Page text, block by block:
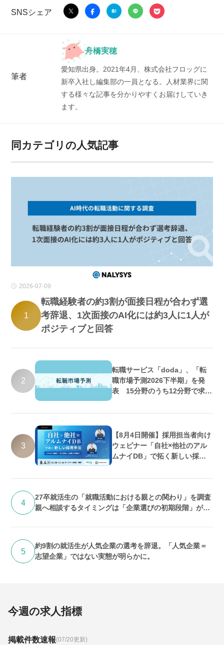
SNSシェア
筆者
舟橋実穂
愛知県出身。2021年4月、株式会社フロッグに
新卒入社し編集部の一員となる。人材業界に関
する様々な記事を分かりやすくお届けしていき
ます。
同カテゴリの人気記事
2026-07-09
1
転職経験者の約3割が面接日程が合わず選
考辞退、1次面接のAI化には約3人に1人が
ポジティブと回答
2
転職サービス「doda」、「転
職市場予測2026下半期」を発
表 15分野のうち12分野で求人
3
【8月4日開催】採用担当者向け
ウェビナー「自社×他社のアル
ムナイDB」で拓く新しい採用
没」の実態と打開策～
4
27卒就活生の「就職活動における親との関わり」を調査
親へ相談するタイミングは「企業選びの初期段階」が最
と」
5
約9割の就活生が人気企業の選考を辞退。「人気企業＝
志望企業」ではない実態が明らかに。
今週の求人指標
掲載件数速報(07/20更新)